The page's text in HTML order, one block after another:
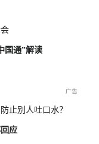
国通”解读
止别人吐口水？
应